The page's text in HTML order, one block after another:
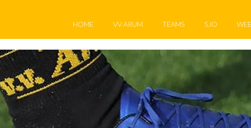
HOME VV ARUM TEAMS SJO